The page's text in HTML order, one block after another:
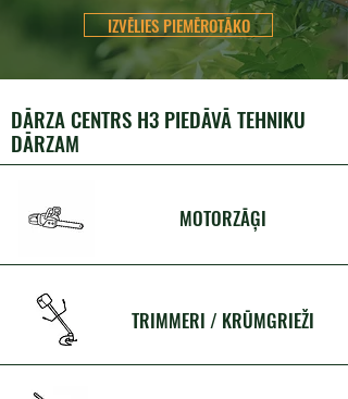
IZVĒLIES PIEMĒROTĀKO
DĀRZA CENTRS H3 PIEDĀVĀ TEHNIKU
DĀRZAM
MOTORZĀĢI
TRIMMERI / KRŪMGRIEŽI